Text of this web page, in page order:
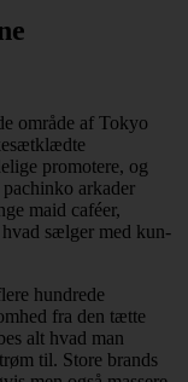
område af Tokyo
promotere, og
arkader
maid caféer,
sælger med kun-
hundrede
fra den tætte
alt hvad man
til. Store brands